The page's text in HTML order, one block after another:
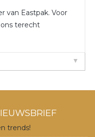
van Eastpak. Voor
terecht
trends!